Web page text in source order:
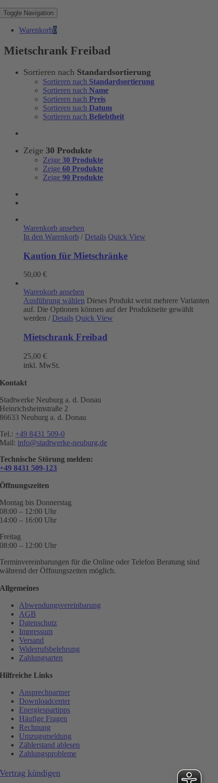
Toggle Navigation
Warenkorb0
Mietschrank Freibad
Sortieren nach Standardsortierung
Sortieren nach Standardsortierung
Sortieren nach Name
Sortieren nach Preis
Sortieren nach Datum
Sortieren nach Beliebtheit
Zeige 30 Produkte
Zeige 30 Produkte
Zeige 60 Produkte
Zeige 90 Produkte
Warenkorb ansehen
In den Warenkorb / Details Quick View
Kaution für Mietschränke
50,00 €
Warenkorb ansehen
Ausführung wählen Dieses Produkt weist mehrere Varianten
auf. Die Optionen können auf der Produktseite gewählt
werden / Details Quick View
Mietschrank Freibad
25,00 €
inkl. MwSt.
Kontakt
Stadtwerke Neuburg a. d. Donau
Heinrichsheimstraße 2
86633 Neuburg a. d. Donau
Tel.: +49 8431 509-0
Mail: info@stadtwerke-neuburg.de
Technische Störung melden:
+49 8431 509-123
Öffnungszeiten
Montag bis Donnerstag
08:00 – 12:00 Uhr
14:00 – 16:00 Uhr
Freitag
08:00 – 12:00 Uhr
Terminvereinbarungen für die Online oder Telefon Beratung sind
während der Öffnungszeiten möglich.
Allgemeines
Abwendungsvereinbarung
AGB
Datenschutz
Impressum
Versand
Widerrufsbelehrung
Zahlungsarten
Hilfreiche Links
Ansprechpartner
Downloadcenter
Energiespartipps
Häufige Fragen
Rechnung
Umzugsmeldung
Zählerstand ablesen
Zahlungsprobleme
Vertrag kündigen